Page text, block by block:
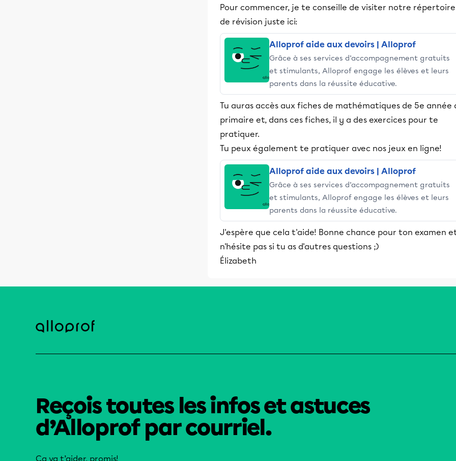
Pour commencer, je te conseille de visiter notre répertoire
de révision juste ici:
Alloprof aide aux devoirs | Alloprof
Grâce à ses services d’accompagnement gratuits
et stimulants, Alloprof engage les élèves et leurs
parents dans la réussite éducative.
Tu auras accès aux fiches de mathématiques de 5e année
primaire et, dans ces fiches, il y a des exercices pour te
pratiquer.
Tu peux également te pratiquer avec nos jeux en ligne!
Alloprof aide aux devoirs | Alloprof
Grâce à ses services d’accompagnement gratuits
et stimulants, Alloprof engage les élèves et leurs
parents dans la réussite éducative.
J'espère que cela t'aide! Bonne chance pour ton examen
n'hésite pas si tu as d'autres questions ;)
Élizabeth
Reçois toutes les infos et astuces
d’Alloprof par courriel.
Ça va t’aider, promis!